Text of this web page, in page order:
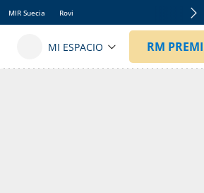
MIR Suecia Rovi